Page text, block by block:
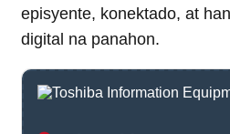
episyente, konektado, at
digital na panahon.